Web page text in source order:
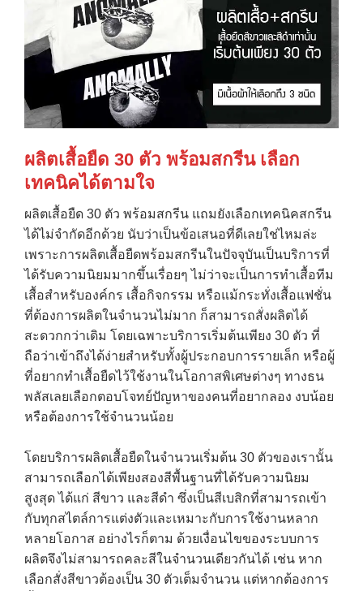
ผลิตเสื้อยืด 30 ตัว พร้อมสกรีน เลือก
เทคนิคได้ตามใจ
ผลิตเสื้อยืด 30 ตัว พร้อมสกรีน แถมยังเลือกเทคนิคสกรีน
ได้ไม่จำกัดอีกด้วย นับว่าเป็นข้อเสนอที่ดีเลยใช่ไหมล่ะ
เพราะการผลิตเสื้อยืดพร้อมสกรีนในปัจจุบันเป็นบริการที่
ได้รับความนิยมมากขึ้นเรื่อยๆ ไม่ว่าจะเป็นการทำเสื้อทีม
เสื้อสำหรับองค์กร เสื้อกิจกรรม หรือแม้กระทั่งเสื้อแฟชั่น
ที่ต้องการผลิตในจำนวนไม่มาก ก็สามารถสั่งผลิตได้
สะดวกกว่าเดิม โดยเฉพาะบริการเริ่มต้นเพียง 30 ตัว ที่
ถือว่าเข้าถึงได้ง่ายสำหรับทั้งผู้ประกอบการรายเล็ก หรือผู้
ที่อยากทำเสื้อยืดไว้ใช้งานในโอกาสพิเศษต่างๆ ทางธน
พลัสเลยเลือกตอบโจทย์ปัญหาของคนที่อยากลอง งบน้อย
หรือต้องการใช้จำนวนน้อย
โดยบริการผลิตเสื้อยืดในจำนวนเริ่มต้น 30 ตัวของเรานั้น
สามารถเลือกได้เพียงสองสีพื้นฐานที่ได้รับความนิยม
สูงสุด ได้แก่ สีขาว และสีดำ ซึ่งเป็นสีเบสิกที่สามารถเข้า
กับทุกสไตล์การแต่งตัวและเหมาะกับการใช้งานหลาก
หลายโอกาส อย่างไรก็ตาม ด้วยเงื่อนไขของระบบการ
ผลิตจึงไม่สามารถคละสีในจำนวนเดียวกันได้ เช่น หาก
เลือกสั่งสีขาวต้องเป็น 30 ตัวเต็มจำนวน แต่หากต้องการ